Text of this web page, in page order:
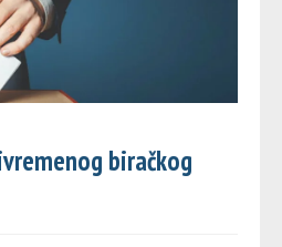
biračkog